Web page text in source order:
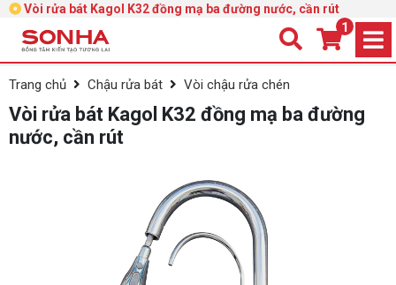
Vòi rửa bát Kagol K32 đồng mạ ba đường nước, cần rút
1
Trang chủ Chậu rửa bát Vòi chậu rửa chén
Vòi rửa bát Kagol K32 đồng mạ ba đường
nước, cần rút